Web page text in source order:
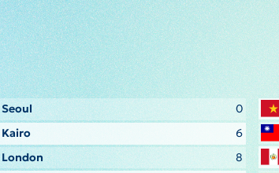
Seoul
0
Kairo
6
London
8